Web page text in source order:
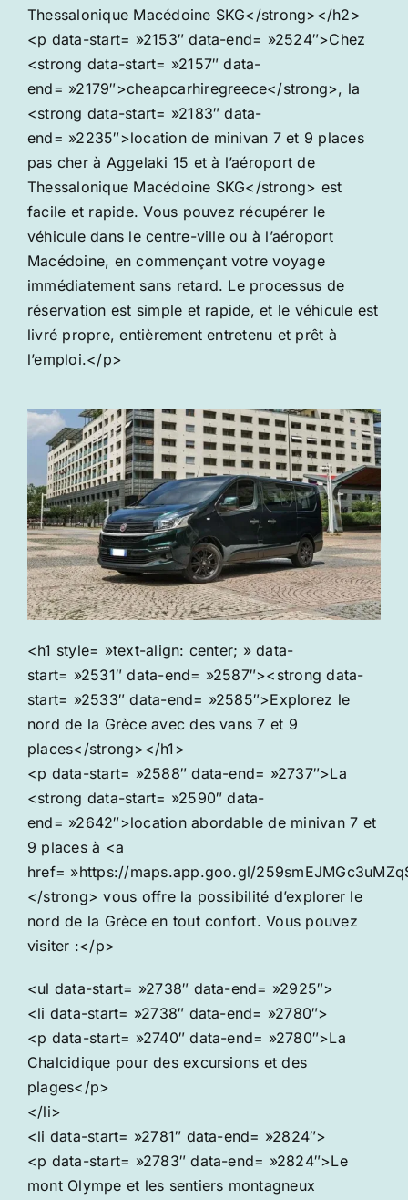
Thessalonique Macédoine SKG</strong></h2>
<p data-start= »2153″ data-end= »2524″>Chez
<strong data-start= »2157″ data-
end= »2179″>cheapcarhiregreece</strong>, la
<strong data-start= »2183″ data-
end= »2235″>location de minivan 7 et 9 places
pas cher à Aggelaki 15 et à l’aéroport de
Thessalonique Macédoine SKG</strong> est
facile et rapide. Vous pouvez récupérer le
véhicule dans le centre-ville ou à l’aéroport
Macédoine, en commençant votre voyage
immédiatement sans retard. Le processus de
réservation est simple et rapide, et le véhicule est
livré propre, entièrement entretenu et prêt à
l’emploi.</p>
<h1 style= »text-align: center; » data-
start= »2531″ data-end= »2587″><strong data-
start= »2533″ data-end= »2585″>Explorez le
nord de la Grèce avec des vans 7 et 9
places</strong></h1>
<p data-start= »2588″ data-end= »2737″>La
<strong data-start= »2590″ data-
end= »2642″>location abordable de minivan 7 et
9 places à <a
href= »https://maps.app.goo.gl/
</strong> vous offre la possibilité d’explorer le
nord de la Grèce en tout confort. Vous pouvez
visiter :</p>
<ul data-start= »2738″ data-end= »2925″>
<li data-start= »2738″ data-end= »2780″>
<p data-start= »2740″ data-end= »2780″>La
Chalcidique pour des excursions et des
plages</p>
</li>
<li data-start= »2781″ data-end= »2824″>
<p data-start= »2783″ data-end= »2824″>Le
mont Olympe et les sentiers montagneux